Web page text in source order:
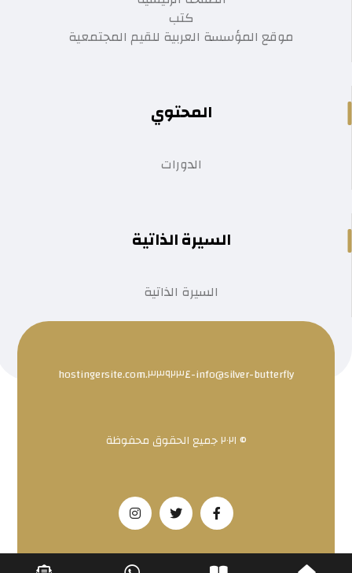
كتب
موقع المؤسسة العربية للقيم المجتمعية
المحتوي
الدورات
السيرة الذاتية
السيرة الذاتية
info@silver-butterfly-٣٣٩٢٣٤.hostingersite.com
© ٢٠٢١ جميع الحقوق محفوظة